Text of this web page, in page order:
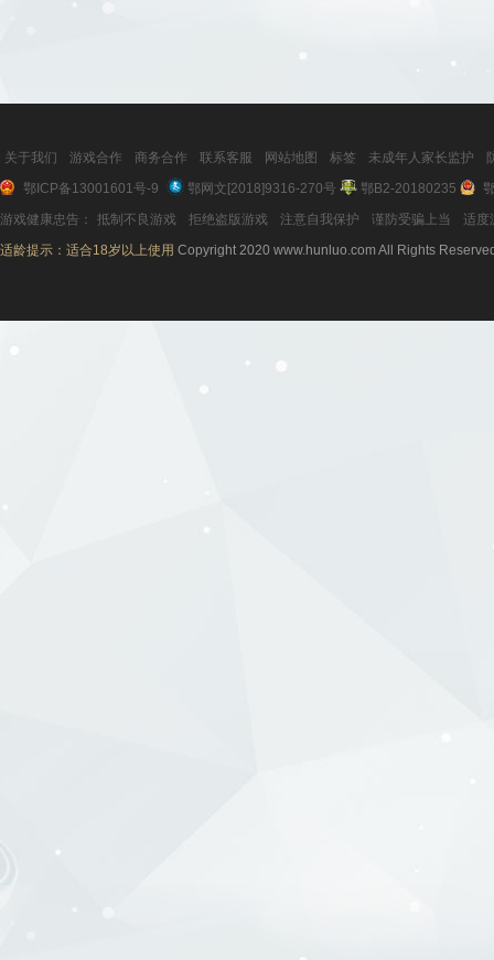
关于我们 游戏合作 商务合作 联系客服 网站地图 标签 未成年人家长监护
鄂ICP备13001601号-9
鄂网文[2018]9316-270号 鄂B2-20180235
游戏健康忠告：
抵制不良游戏 拒绝盗版游戏 注意自我保护 谨防受骗上当
适
适龄提示：适合18岁以上使用 Copyright 2020 www.hunluo.com All Rights